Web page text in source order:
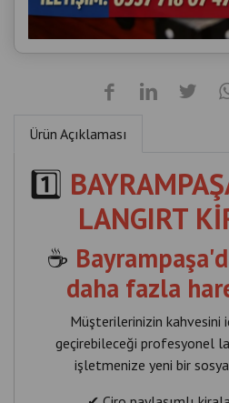
Ürün Açıklaması
1️⃣
LANGIRT
☕
daha fazla
Müşterilerinizin kahvesini
geçirebileceği profesyonel
işletmenize yeni bir
✔ Ciro paylaşımlı
✔ Ücretsiz
✔ Düzenli